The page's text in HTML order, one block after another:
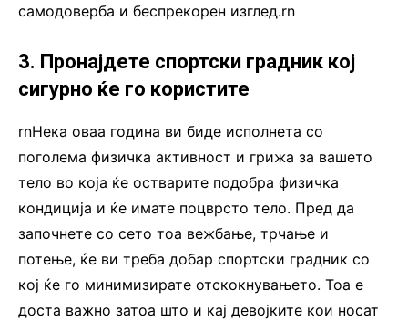
самодоверба и беспрекорен изглед.rn
3. Пронајдете спортски градник кој
сигурно ќе го користите
rnНека оваа година ви биде исполнета со
поголема физичка активност и грижа за вашето
тело во која ќе остварите подобра физичка
кондиција и ќе имате поцврсто тело. Пред да
започнете со сето тоа вежбање, трчање и
потење, ќе ви треба добар спортски градник со
кој ќе го минимизирате отскокнувањето. Тоа е
доста важно затоа што и кај девојките кои носат